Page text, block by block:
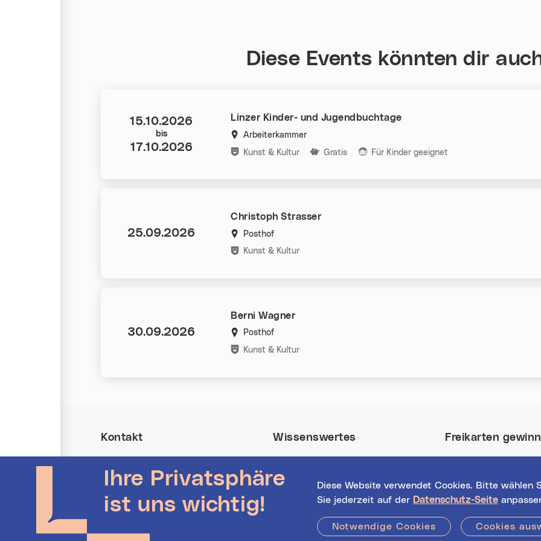
Veranstalter Login
Stadt Linz - Startseite (neues Fenster)
Diese Events könnten dir
Linzer Kinder- und Jugendbuchtage
Arbeiterkammer
Kategorien:
Kunst & Kultur Gratis Für Kinder geeignet
Datum:
15.10.2026
bis
17.10.2026
Christoph Strasser
Posthof
Kategorien:
Kunst & Kultur
Datum:
25.09.2026
Berni Wagner
Posthof
Kategorien:
Kunst & Kultur
Datum:
30.09.2026
Ihre Privatsphäre
ist uns wichtig!
Diese Website verwendet Cookies. Bitte wählen
Sie jederzeit auf der Datenschutz-Seite
Notwendige Cookies Cookies
Kontakt
Kontakt für Veranstalter*innen
Linz-Termine auf Instagram
Linz-Termine auf Facebook
Wissenswertes
Veranstalter*innen
Hilfe / FAQs
Freikarten
in Linz.
Jetzt mitmachen!